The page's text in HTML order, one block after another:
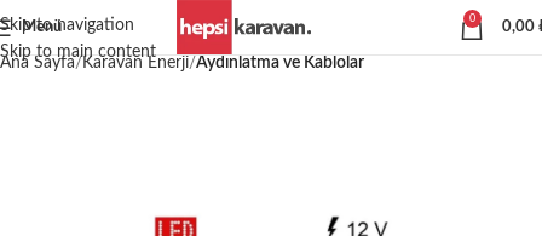
Skip to navigation
Skip to main content
Menü
0
0,00
Ana Sayfa Karavan Enerji Aydınlatma ve Kablolar